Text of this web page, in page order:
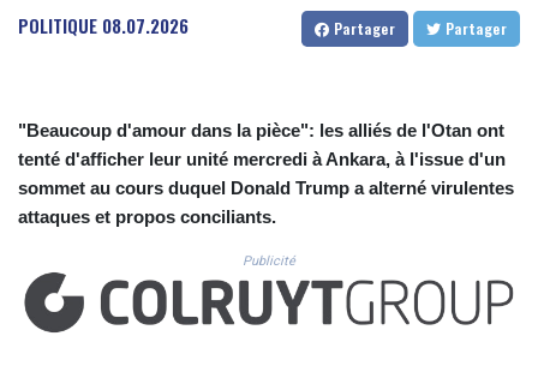
CUP 30.534865
DKK 7.474936
DOP 67.163917
DZD 153.33232
EGP 57.257824
ETB 185.933939
FJD 2.552144
FKP 0.85592
POLITIQUE 08.07.2026 Partager Partager
"Beaucoup d'amour dans la pièce": les alliés de l'Otan ont
tenté d'afficher leur unité mercredi à Ankara, à l'issue d'un
sommet au cours duquel Donald Trump a alterné virulentes
attaques et propos conciliants.
Publicité